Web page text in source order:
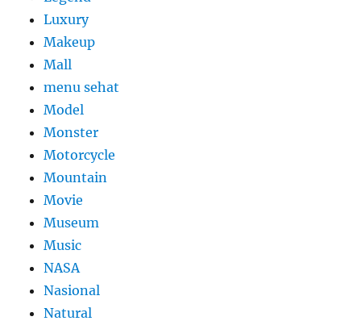
Luxury
Makeup
Mall
menu sehat
Model
Monster
Motorcycle
Mountain
Movie
Museum
Music
NASA
Nasional
Natural